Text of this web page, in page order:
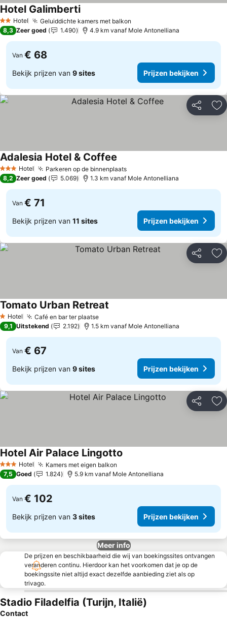
2 Sterren
Hotel Geluiddichte kamers met balkon
Hotel Galimberti
8,3 Zeer goed 1.490 4.9 km vanaf Mole Antonelliana
Van € 68
Bekijk prijzen van 9 sites Prijzen bekijken
Delen
3 SterrenHotel Parkeren op de binnenplaats
Adalesia Hotel & Coffee
8,2 Zeer goed 5.069 1.3 km vanaf Mole Antonelliana
Van € 71
Bekijk prijzen van 11 sites Prijzen bekijken
Delen
1 Sterren
Hotel Café en bar ter plaatse
Tomato Urban Retreat
9,1 Uitstekend 2.192 1.5 km vanaf Mole Antonelliana
Van € 67
Bekijk prijzen van 9 sites Prijzen bekijken
Delen
3 SterrenHotel Kamers met eigen balkon
Hotel Air Palace Lingotto
7,5 Goed 1.824 5.9 km vanaf Mole Antonelliana
Van € 102
Bekijk prijzen van 3 sites Prijzen bekijken
Meer info
De prijzen en beschikbaarheid die wij van boekingssites ontvangen
veranderen continu. Hierdoor kan het voorkomen dat je op de
boekingssite niet altijd exact dezelfde aanbieding ziet als op
trivago.
Stadio Filadelfia (Turijn, Italië)
Contact